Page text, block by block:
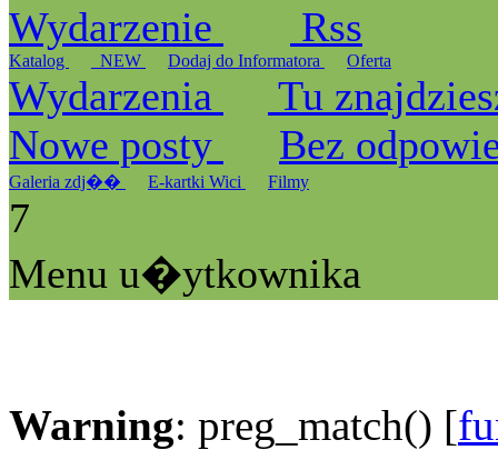
Wydarzenie
Rss
Katalog _NEW Dodaj do Informatora Oferta
Wydarzenia
Tu
Nowe posty
Bez
Galeria zdj�� E-kartki Wici Filmy
7
Menu u�ytkownika
Warning: preg_match() [